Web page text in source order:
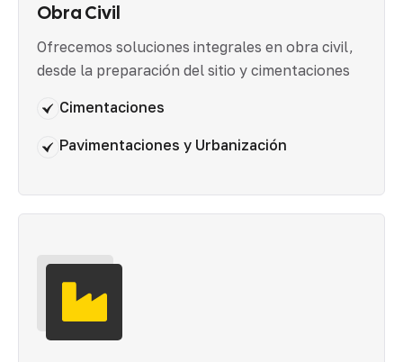
Obra Civil
Ofrecemos soluciones integrales en obra civil,
desde la preparación del sitio y cimentaciones
Cimentaciones
Pavimentaciones y Urbanización